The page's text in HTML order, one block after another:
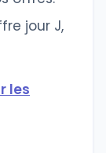
jour J,
les